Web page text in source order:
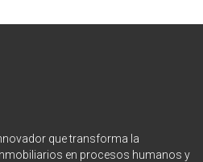
que transforma la
en procesos humanos y